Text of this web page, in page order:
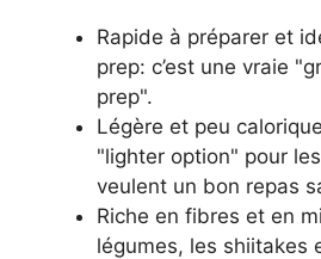
Rapide à préparer et
prep: c’est une vraie
prep".
Légère et peu
"lighter option" pour
veulent un bon repas
Riche en fibres et en
légumes, les shiitakes